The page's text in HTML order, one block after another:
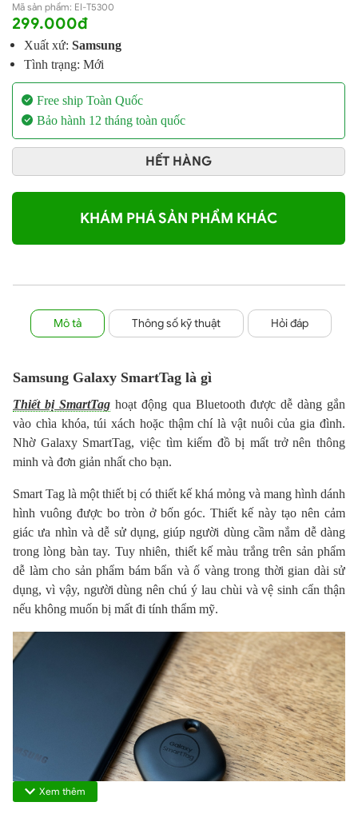
Mã sản phẩm: EI-T5300
299.000đ
Xuất xứ: Samsung
Tình trạng: Mới
Free ship Toàn Quốc
Bảo hành 12 tháng toàn quốc
HẾT HÀNG
KHÁM PHÁ SẢN PHẨM KHÁC
Mô tả Thông số kỹ thuật Hỏi đáp
Samsung Galaxy SmartTag là gì
Thiết bị SmartTag hoạt động qua Bluetooth được dễ dàng gắn
vào chìa khóa, túi xách hoặc thậm chí là vật nuôi của gia đình.
Nhờ Galaxy SmartTag, việc tìm kiếm đồ bị mất trở nên thông
minh và đơn giản nhất cho bạn.
Smart Tag là một thiết bị có thiết kế khá mỏng và mang hình dánh
hình vuông được bo tròn ở bốn góc. Thiết kế này tạo nên cảm
giác ưa nhìn và dễ sử dụng, giúp người dùng cầm nắm dễ dàng
trong lòng bàn tay. Tuy nhiên, thiết kế màu trắng trên sản phẩm
dễ làm cho sản phẩm bám bẩn và ố vàng trong thời gian dài sử
dụng, vì vậy, người dùng nên chú ý lau chùi và vệ sinh cẩn thận
nếu không muốn bị mất đi tính thẩm mỹ.
Xem thêm